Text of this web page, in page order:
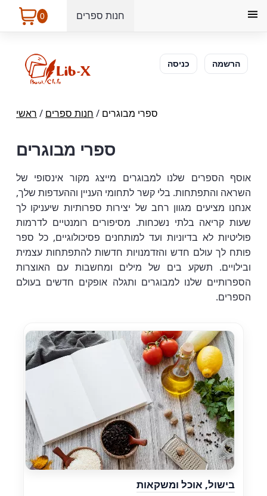
0 חנות ספרים
כניסה הרשמה
ראשי / חנות ספרים / ספרי מבוגרים
ספרי מבוגרים
אוסף הספרים שלנו למבוגרים מייצג מקור אינסופי של
השראה והתפתחות. בלי קשר לתחומי העניין וההעדפות שלך,
אנחנו מציעים מגוון רחב של יצירות ספרותיות שיעניקו לך
שעות קריאה בלתי נשכחות. מסיפורים רומנטיים לדרמות
פוליטיות לא בדיוניות ועד למותחנים פסיכולוגיים, כל ספר
פותח לך עולם חדש והזדמנויות חדשות להתפתחות עצמית
ובילויים. תשקע בים של מילים ומחשבות עם האוצרות
הספרותיים שלנו למבוגרים ותגלה אופקים חדשים בעולם
הספרים.
בישול, אוכל ומשקאות